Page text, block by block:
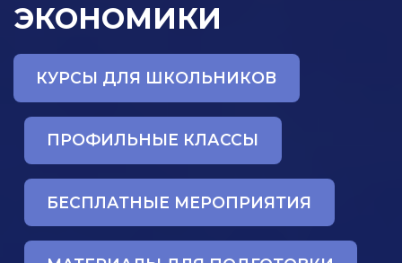
ЭКОНОМИКИ
КУРСЫ ДЛЯ ШКОЛЬНИКОВ
ПРОФИЛЬНЫЕ КЛАССЫ
БЕСПЛАТНЫЕ МЕРОПРИЯТИЯ